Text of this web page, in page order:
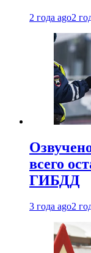
2 года ago2
всего
ГИБДД
3 года ago2